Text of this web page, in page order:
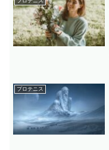
プロテニス